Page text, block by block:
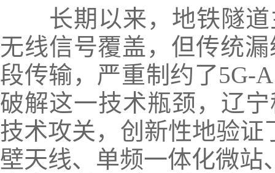
长期以来，地铁隧道
无线信号覆盖，但传统
段传输，严重制约了5G-
破解这一技术瓶颈，辽
技术攻关，创新性地验
壁天线、单频一体化微站